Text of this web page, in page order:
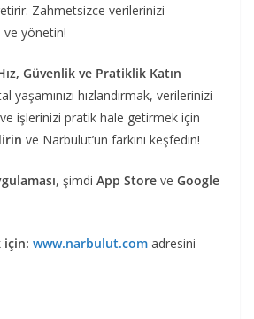
Zahmetsizce verilerinizi
ve yönetin!
Güvenlik ve Pratiklik Katın
hızlandırmak, verilerinizi
işlerinizi pratik hale getirmek için
ve Narbulut’un farkını keşfedin!
, şimdi App Store ve Google
için: www.narbulut.com adresini